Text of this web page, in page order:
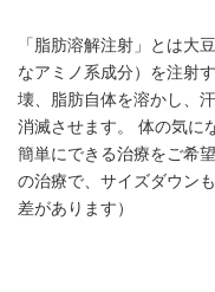
「脂肪溶解注射」とは大
なアミノ系成分）を注射
壊、脂肪自体を溶かし、
消滅させます。 体の気に
簡単にできる治療をご希
の治療で、サイズダウン
差があります）